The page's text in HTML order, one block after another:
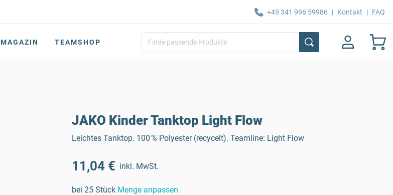
+49 341 996 59986 | Kontakt | FAQ
MAGAZIN TEAMSHOP
JAKO Kinder Tanktop Light Flow
Leichtes Tanktop. 100 % Polyester (recycelt). Teamline: Light Flow
11,04 € inkl. MwSt.
bei 25 Stück Menge anpassen